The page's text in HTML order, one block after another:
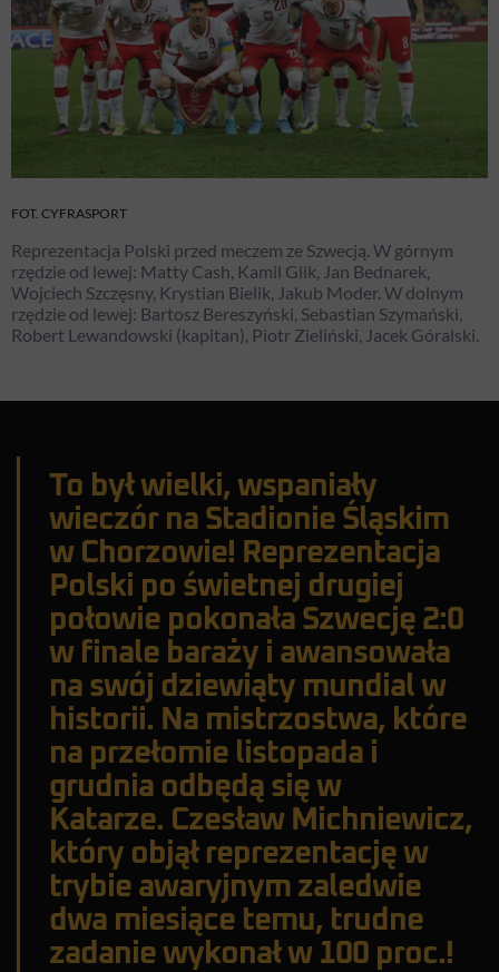
FOT. CYFRASPORT
Reprezentacja Polski przed meczem ze Szwecją. W górnym
rzędzie od lewej: Matty Cash, Kamil Glik, Jan Bednarek,
Wojciech Szczęsny, Krystian Bielik, Jakub Moder. W dolnym
rzędzie od lewej: Bartosz Bereszyński, Sebastian Szymański,
Robert Lewandowski (kapitan), Piotr Zieliński, Jacek Góralski.
To był wielki, wspaniały
wieczór na Stadionie Śląskim
w Chorzowie! Reprezentacja
Polski po świetnej drugiej
połowie pokonała Szwecję 2:0
w finale baraży i awansowała
na swój dziewiąty mundial w
historii. Na mistrzostwa, które
na przełomie listopada i
grudnia odbędą się w
Katarze. Czesław Michniewicz,
który objął reprezentację w
trybie awaryjnym zaledwie
dwa miesiące temu, trudne
zadanie wykonał w 100 proc.!